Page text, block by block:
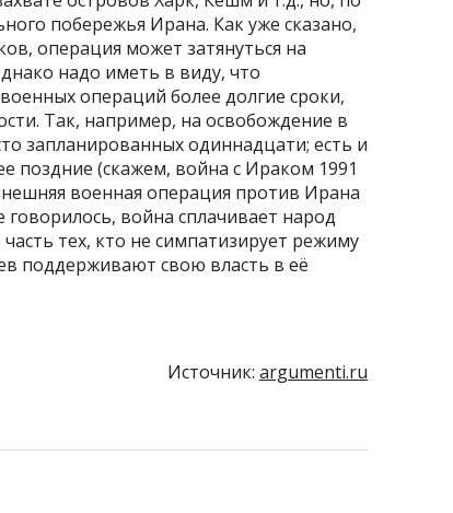
побережья Ирана. Как уже сказано,
операция может затянуться на
надо иметь в виду, что
операций более долгие сроки,
Так, например, на освобождение в
запланированных одиннадцати; есть и
поздние (скажем, война с Ираком 1991
военная операция против Ирана
война сплачивает народ
тех, кто не симпатизирует режиму
поддерживают свою власть в её
Источник: argumenti.ru